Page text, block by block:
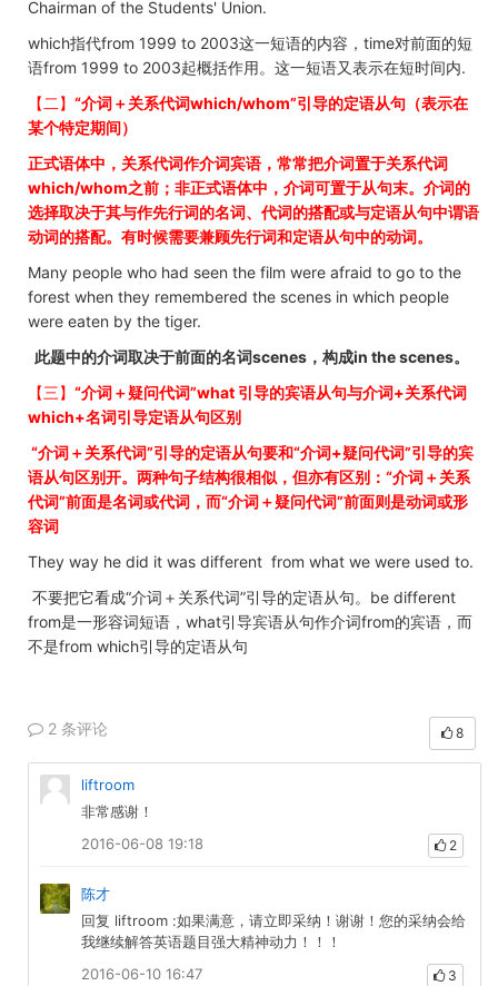
Chairman of the Students' Union.
which指代from 1999 to 2003这一短语的内容，time对前面的短
语from 1999 to 2003起概括作用。这一短语又表示在短时间内.
【二】 “介词＋关系代词which/whom”引导的定语从句（表示在
某个特定期间）
正式语体中，关系代词作介词宾语，常常把介词置于关系代词
which/whom之前；非正式语体中，介词可置于从句末。介词的
选择取决于其与作先行词的名词、代词的搭配或与定语从句中谓语
动词的搭配。有时候需要兼顾先行词和定语从句中的动词。
Many people who had seen the film were afraid to go to the
forest when they remembered the scenes in which people
were eaten by the tiger.
此题中的介词取决于前面的名词scenes ，构成in the scenes。
【三】 “介词＋疑问代词”what 引导的宾语从句与介词+关系代词
which+名词引导定语从句区别
“介词＋关系代词”引导的定语从句要和“介词+疑问代词”引导的宾
语从句区别开。两种句子结构很相似，但亦有区别：“介词＋关系
代词”前面是名词或代词，而“介词＋疑问代词”前面则是动词或形
容词
They way he did it was different from what we were used to.
不要把它看成“介词＋关系代词”引导的定语从句。be different
from是一形容词短语，what引导宾语从句作介词from的宾语，而
不是from which引导的定语从句
2 条评论 8
liftroom
非常感谢！
2016-06-08 19:18
2
陈才
回复 liftroom :如果满意，请立即采纳！谢谢！您的采纳会给
我继续解答英语题目强大精神动力！！！
2016-06-10 16:47
3